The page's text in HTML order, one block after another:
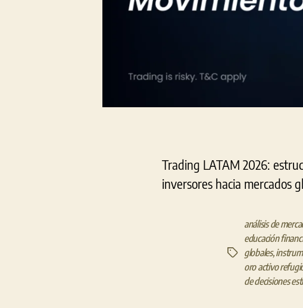
Trading LATAM 2026:
inversores hacia mercados
Etiquetas
análisis de
educación
globales,
oro activo
de decisiones